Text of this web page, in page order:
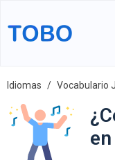
Idiomas Vocabulario